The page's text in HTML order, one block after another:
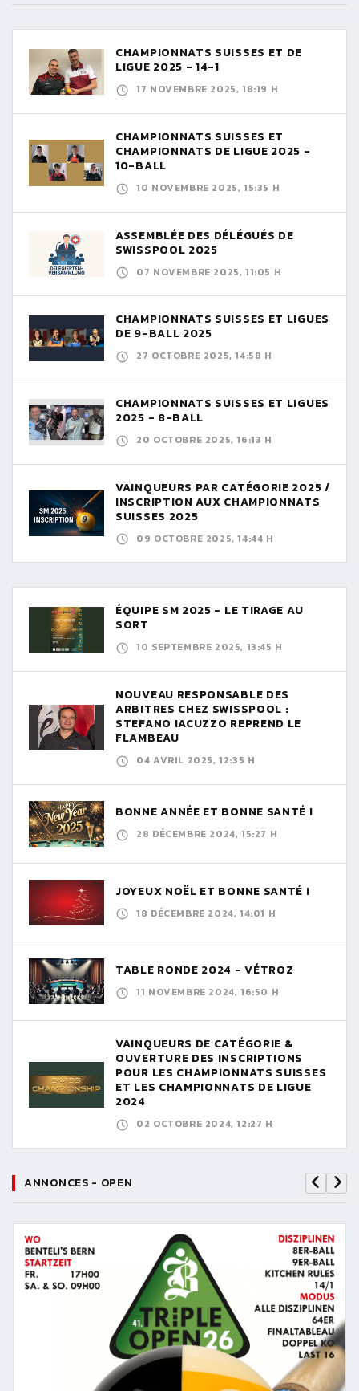
CHAMPIONNATS SUISSES ET DE
LIGUE 2025 - 14-1
17 NOVEMBRE 2025, 18:19 H
CHAMPIONNATS SUISSES ET
CHAMPIONNATS DE LIGUE 2025 -
10-BALL
10 NOVEMBRE 2025, 15:35 H
ASSEMBLÉE DES DÉLÉGUÉS DE
SWISSPOOL 2025
07 NOVEMBRE 2025, 11:05 H
CHAMPIONNATS SUISSES ET LIGUES
DE 9-BALL 2025
27 OCTOBRE 2025, 14:58 H
CHAMPIONNATS SUISSES ET LIGUES
2025 - 8-BALL
20 OCTOBRE 2025, 16:13 H
VAINQUEURS PAR CATÉGORIE 2025 /
INSCRIPTION AUX CHAMPIONNATS
SUISSES 2025
09 OCTOBRE 2025, 14:44 H
ÉQUIPE SM 2025 - LE TIRAGE AU
SORT
10 SEPTEMBRE 2025, 13:45 H
NOUVEAU RESPONSABLE DES
ARBITRES CHEZ SWISSPOOL :
STEFANO IACUZZO REPREND LE
FLAMBEAU
04 AVRIL 2025, 12:35 H
BONNE ANNÉE ET BONNE SANTÉ !
28 DÉCEMBRE 2024, 15:27 H
JOYEUX NOËL ET BONNE SANTÉ !
18 DÉCEMBRE 2024, 14:01 H
TABLE RONDE 2024 - VÉTROZ
11 NOVEMBRE 2024, 16:50 H
VAINQUEURS DE CATÉGORIE &
OUVERTURE DES INSCRIPTIONS
POUR LES CHAMPIONNATS SUISSES
ET LES CHAMPIONNATS DE LIGUE
2024
02 OCTOBRE 2024, 12:27 H
ANNONCES - OPEN